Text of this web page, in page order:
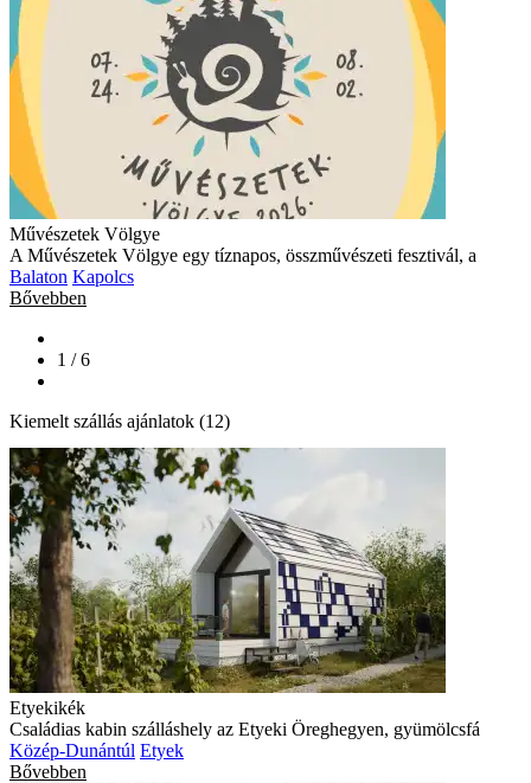
Művészetek Völgye
A Művészetek Völgye egy tíznapos, összművészeti fesztivál, a
Balaton Kapolcs
Bővebben
1 / 6
Kiemelt szállás ajánlatok (12)
Etyekikék
Családias kabin szálláshely az Etyeki Öreghegyen, gyümölcsfá
Közép-Dunántúl Etyek
Bővebben